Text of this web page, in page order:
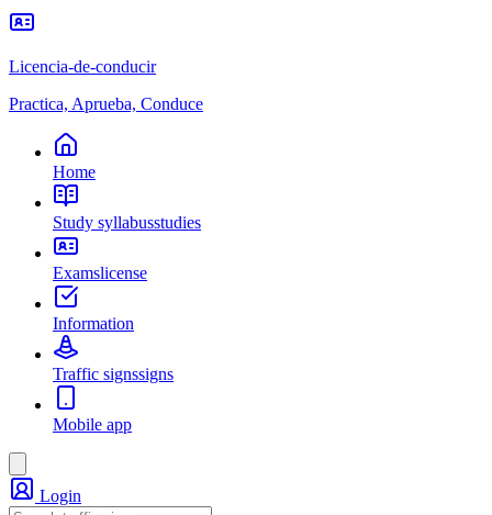
Licencia-de-conducir
Practica, Aprueba, Conduce
Home
Study syllabusstudies
Examslicense
Information
Traffic signssigns
Mobile app
Login